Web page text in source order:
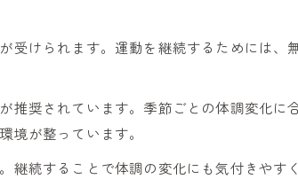
法が地域で注目
る運動アイデア
の運動ノウハウ
に活用
けられます。運動を継続するためには、
奨されています。季節ごとの体調変化に
境が整っています。
続することで体調の変化にも気付きやす